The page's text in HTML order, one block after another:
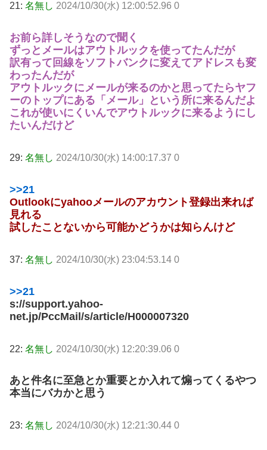
21: 名無し 2024/10/30(水) 12:00:52.96 0
お前ら詳しそうなので聞く
ずっとメールはアウトルックを使ってたんだが
訳有って回線をソフトバンクに変えてアドレスも変
わったんだが
アウトルックにメールが来るのかと思ってたらヤフ
ーのトップにある「メール」という所に来るんだよ
これが使いにくいんでアウトルックに来るようにし
たいんだけど
29: 名無し 2024/10/30(水) 14:00:17.37 0
>>21
Outlookにyahooメールのアカウント登録出来れば
見れる
試したことないから可能かどうかは知らんけど
37: 名無し 2024/10/30(水) 23:04:53.14 0
>>21
s://support.yahoo-
net.jp/PccMail/s/article/H000007320
22: 名無し 2024/10/30(水) 12:20:39.06 0
あと件名に至急とか重要とか入れて煽ってくるやつ
本当にバカかと思う
23: 名無し 2024/10/30(水) 12:21:30.44 0